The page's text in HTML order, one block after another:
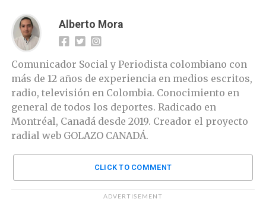
Alberto Mora
Comunicador Social y Periodista colombiano con
más de 12 años de experiencia en medios escritos,
radio, televisión en Colombia. Conocimiento en
general de todos los deportes. Radicado en
Montréal, Canadá desde 2019. Creador el proyecto
radial web GOLAZO CANADÁ.
CLICK TO COMMENT
ADVERTISEMENT